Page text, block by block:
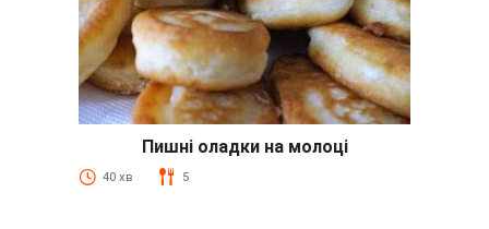
Пишні оладки на молоці
40 хв 5